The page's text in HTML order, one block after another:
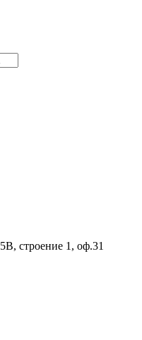
строение 1, оф.31